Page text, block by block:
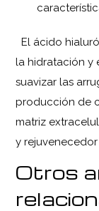
El ácido
la hidratación y
suavizar las
producción de
matriz
y
Otros